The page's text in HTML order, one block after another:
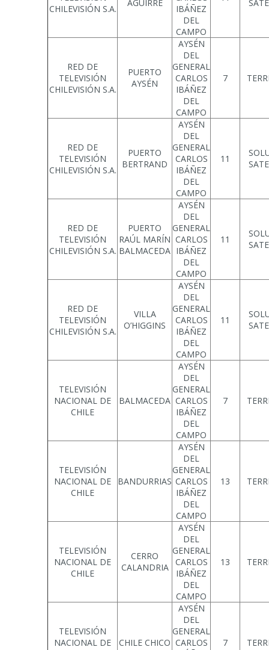
CHILEVISIÓN S.A.
AGUIRRE
IBÁÑEZ
DEL
CAMPO
RED DE
TELEVISIÓN
CHILEVISIÓN S.A.
PUERTO
AYSÉN
AYSÉN
DEL
GENERAL
CARLOS
IBÁÑEZ
DEL
CAMPO
7
RED DE
TELEVISIÓN
CHILEVISIÓN S.A.
PUERTO
BERTRAND
AYSÉN
DEL
GENERAL
CARLOS
IBÁÑEZ
DEL
CAMPO
11
RED DE
TELEVISIÓN
CHILEVISIÓN S.A.
PUERTO
RAÚL MARÍN
BALMACEDA
AYSÉN
DEL
GENERAL
CARLOS
IBÁÑEZ
DEL
CAMPO
11
RED DE
TELEVISIÓN
CHILEVISIÓN S.A.
VILLA
O’HIGGINS
AYSÉN
DEL
GENERAL
CARLOS
IBÁÑEZ
DEL
CAMPO
11
TELEVISIÓN
NACIONAL DE
CHILE
BALMACEDA
AYSÉN
DEL
GENERAL
CARLOS
IBÁÑEZ
DEL
CAMPO
7
TELEVISIÓN
NACIONAL DE
CHILE
BANDURRIAS
AYSÉN
DEL
GENERAL
CARLOS
IBÁÑEZ
DEL
CAMPO
13
TELEVISIÓN
NACIONAL DE
CHILE
CERRO
CALANDRIA
AYSÉN
DEL
GENERAL
CARLOS
IBÁÑEZ
DEL
CAMPO
13
TELEVISIÓN
NACIONAL DE
CHILE CHICO
AYSÉN
DEL
GENERAL
CARLOS
7